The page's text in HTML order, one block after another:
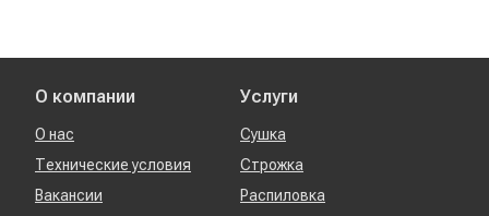
О компании
О нас
Технические условия
Вакансии
Услуги
Сушка
Строжка
Распиловка